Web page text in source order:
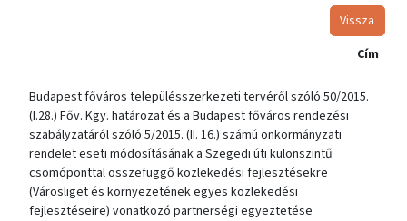
Vissza
Cím
Budapest főváros településszerkezeti tervéről szóló 50/2015.
(I.28.) Főv. Kgy. határozat és a Budapest főváros rendezési
szabályzatáról szóló 5/2015. (II. 16.) számú önkormányzati
rendelet eseti módosításának a Szegedi úti különszintű
csomóponttal összefüggő közlekedési fejlesztésekre
(Városliget és környezetének egyes közlekedési
fejlesztéseire) vonatkozó partnerségi egyeztetése